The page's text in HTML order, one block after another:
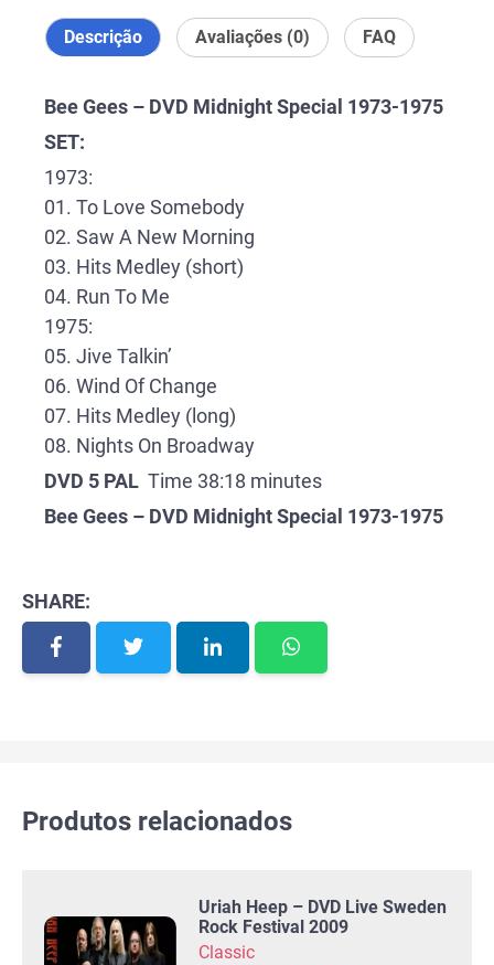
Descrição Avaliações (0) FAQ
Bee Gees – DVD Midnight Special 1973-1975
SET:
1973:
01. To Love Somebody
02. Saw A New Morning
03. Hits Medley (short)
04. Run To Me
1975:
05. Jive Talkin’
06. Wind Of Change
07. Hits Medley (long)
08. Nights On Broadway
DVD 5 PAL Time 38:18 minutes
Bee Gees – DVD Midnight Special 1973-1975
SHARE:
Produtos relacionados
Uriah Heep – DVD Live Sweden
Rock Festival 2009
Classic